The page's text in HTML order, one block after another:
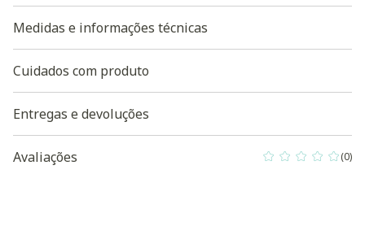
Baixe aqui a modelagem 3D do produto
Medidas e informações técnicas
Cuidados com produto
Entregas e devoluções
Avaliações 0 out of 5 (0)